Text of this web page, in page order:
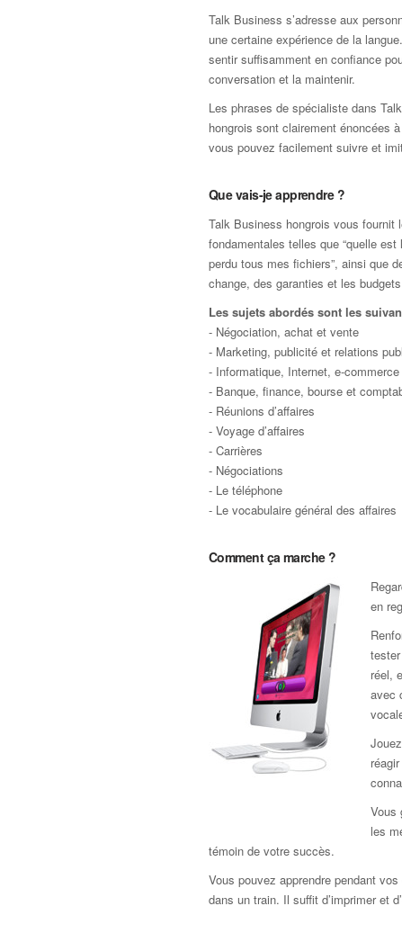
Talk Business s’adresse aux
une certaine expérience de la
sentir suffisamment en confiance
conversation et la maintenir.
Les phrases de spécialiste dans
hongrois sont clairement énoncées
vous pouvez facilement suivre et
Que vais-je apprendre ?
Talk Business hongrois vous
fondamentales telles que “quelle est
perdu tous mes fichiers”, ainsi que
change, des garanties et les
Les sujets abordés sont les
- Négociation, achat et vente
- Marketing, publicité et relations
- Informatique, Internet, e-
- Banque, finance, bourse et
- Réunions d’affaires
- Voyage d’affaires
- Carrières
- Négociations
- Le téléphone
- Le vocabulaire général des affaires
Comment ça marche ?
en
réel,
avec
Vous
les
témoin de votre succès.
Vous pouvez apprendre pendant
dans un train. Il suffit d’imprimer et